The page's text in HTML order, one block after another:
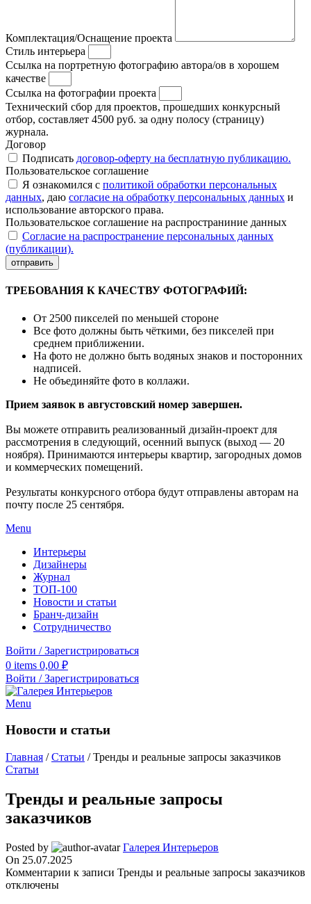
Комплектация/Оснащение проекта
Стиль интерьера
Ссылка на портретную фотографию автора/ов в хорошем
качестве
Ссылка на фотографии проекта
Технический сбор для проектов, прошедших конкурсный
отбор, составляет 4500 руб. за одну полосу (страницу)
журнала.
Договор
Подписать договор-оферту на бесплатную публикацию.
Пользовательское соглашение
Я ознакомился с политикой обработки персональных
данных, даю согласие на обработку персональных данных и
использование авторского права.
Пользовательское соглашение на распространиние данных
Согласие на распространение персональных данных
(публикации).
отправить
ТРЕБОВАНИЯ К КАЧЕСТВУ ФОТОГРАФИЙ:
От 2500 пикселей по меньшей стороне
Все фото должны быть чёткими, без пикселей при
среднем приближении.
На фото не должно быть водяных знаков и посторонних
надписей.
Не объединяйте фото в коллажи.
Прием заявок в августовский номер завершен.
Вы можете отправить реализованный дизайн-проект для
рассмотрения в следующий, осенний выпуск (выход — 20
ноября). Принимаются интерьеры квартир, загородных домов
и коммерческих помещений.
Результаты конкурсного отбора будут отправлены авторам на
почту после 25 сентября.
Menu
Интерьеры
Дизайнеры
Журнал
ТОП-100
Новости и статьи
Бранч-дизайн
Сотрудничество
Войти / Зарегистрироваться
0 items 0,00 ₽
Войти / Зарегистрироваться
Menu
Новости и статьи
Главная /Статьи /Тренды и реальные запросы заказчиков
Статьи
Тренды и реальные запросы
заказчиков
Posted by
Галерея Интерьеров
On 25.07.2025
Комментарии к записи Тренды и реальные запросы заказчиков
отключены